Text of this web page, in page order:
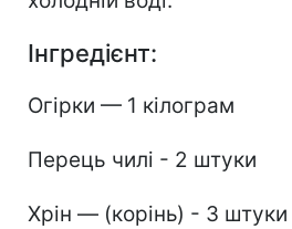
Інгредієнт:
Огірки — 1 кілограм
Перець чилі - 2 штуки
Хрін — (корінь) - 3 штуки